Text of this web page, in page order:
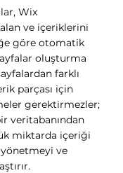
Wix
ve içeriklerini
göre otomatik
oluşturma
farklı
parçası için
gerektirmezler;
veritabanından
miktarda içeriği
ve